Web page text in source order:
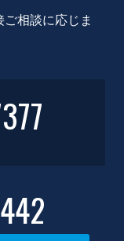
相談に応じま